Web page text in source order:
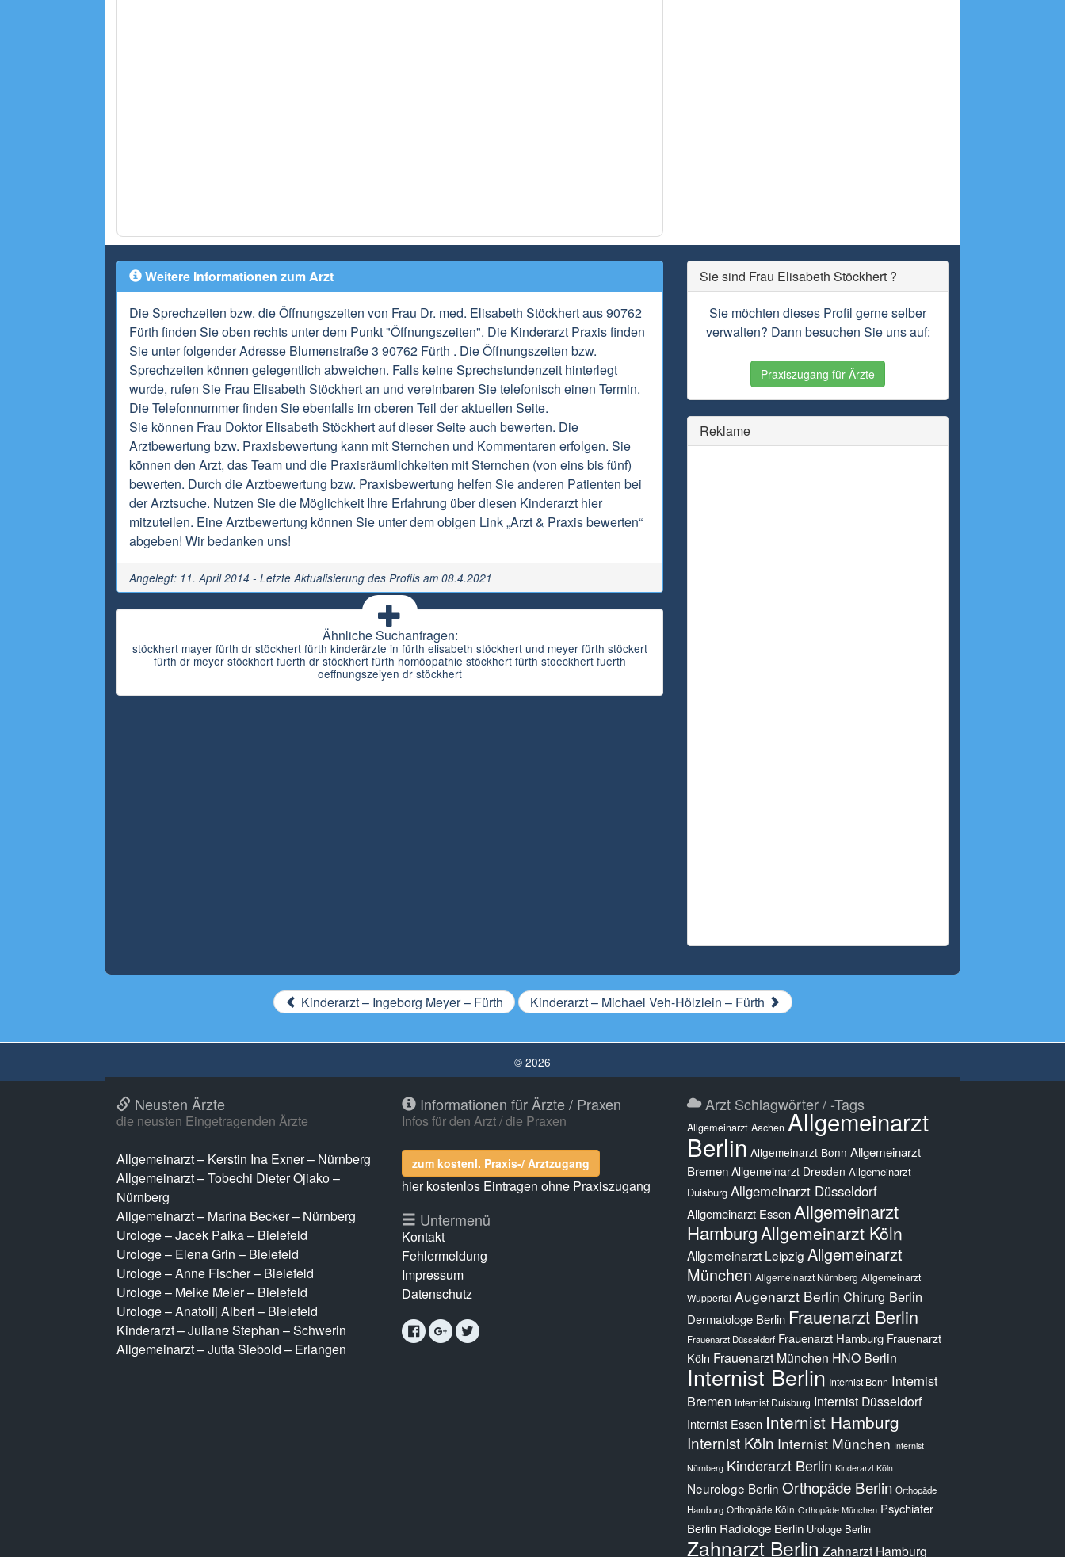
Weitere Informationen zum Arzt
Die Sprechzeiten bzw. die Öffnungszeiten von Frau Dr. med. Elisabeth Stöckhert aus 90762
Fürth finden Sie oben rechts unter dem Punkt "Öffnungszeiten". Die Kinderarzt Praxis finden
Sie unter folgender Adresse Blumenstraße 3 90762 Fürth . Die Öffnungszeiten bzw.
Sprechzeiten können gelegentlich abweichen. Falls keine Sprechstundenzeit hinterlegt
wurde, rufen Sie Frau Elisabeth Stöckhert an und vereinbaren Sie telefonisch einen Termin.
Die Telefonnummer finden Sie ebenfalls im oberen Teil der aktuellen Seite.
Sie können Frau Doktor Elisabeth Stöckhert auf dieser Seite auch bewerten. Die
Arztbewertung bzw. Praxisbewertung kann mit Sternchen und Kommentaren erfolgen. Sie
können den Arzt, das Team und die Praxisräumlichkeiten mit Sternchen (von eins bis fünf)
bewerten. Durch die Arztbewertung bzw. Praxisbewertung helfen Sie anderen Patienten bei
der Arztsuche. Nutzen Sie die Möglichkeit Ihre Erfahrung über diesen Kinderarzt hier
mitzuteilen. Eine Arztbewertung können Sie unter dem obigen Link „Arzt & Praxis bewerten“
abgeben! Wir bedanken uns!
Angelegt: 11. April 2014 - Letzte Aktualisierung des Profils am 08.4.2021
Ähnliche Suchanfragen:
stöckhert mayer fürth dr stöckhert fürth kinderärzte in fürth elisabeth stöckhert und meyer fürth stöckert
fürth dr meyer stöckhert fuerth dr stöckhert fürth homöopathie stöckhert fürth stoeckhert fuerth
oeffnungszeiyen dr stöckhert
Sie sind Frau Elisabeth Stöckhert ?
Sie möchten dieses Profil gerne selber
verwalten? Dann besuchen Sie uns auf:
Praxiszugang für Ärzte
Reklame
Kinderarzt – Ingeborg Meyer – Fürth Kinderarzt – Michael Veh-Hölzlein – Fürth
© 2026
Neusten Ärzte
die neusten Eingetragenden Ärzte
Allgemeinarzt – Kerstin Ina Exner – Nürnberg
Allgemeinarzt – Tobechi Dieter Ojiako –
Nürnberg
Allgemeinarzt – Marina Becker – Nürnberg
Urologe – Jacek Palka – Bielefeld
Urologe – Elena Grin – Bielefeld
Urologe – Anne Fischer – Bielefeld
Urologe – Meike Meier – Bielefeld
Urologe – Anatolij Albert – Bielefeld
Kinderarzt – Juliane Stephan – Schwerin
Allgemeinarzt – Jutta Siebold – Erlangen
Informationen für Ärzte / Praxen
Infos für den Arzt / die Praxen
zum kostenl. Praxis-/ Arztzugang
hier kostenlos Eintragen ohne Praxiszugang
Untermenü
Kontakt
Fehlermeldung
Impressum
Datenschutz
Arzt Schlagwörter / -Tags
Allgemeinarzt Aachen Allgemeinarzt
Berlin Allgemeinarzt Bonn Allgemeinarzt
Bremen Allgemeinarzt Dresden Allgemeinarzt
Duisburg Allgemeinarzt Düsseldorf
Allgemeinarzt Essen Allgemeinarzt
HamburgAllgemeinarzt Köln
Allgemeinarzt Leipzig Allgemeinarzt
München Allgemeinarzt Nürnberg Allgemeinarzt
Wuppertal Augenarzt Berlin Chirurg Berlin
Dermatologe Berlin Frauenarzt Berlin
Frauenarzt Düsseldorf Frauenarzt Hamburg Frauenarzt
Köln Frauenarzt München HNO Berlin
Internist Berlin Internist Bonn Internist
Bremen Internist Duisburg Internist Düsseldorf
Internist Essen Internist Hamburg
Internist Köln Internist München Internist
Nürnberg Kinderarzt Berlin Kinderarzt Köln
Neurologe Berlin Orthopäde Berlin Orthopäde
Hamburg Orthopäde Köln Orthopäde München Psychiater
Berlin Radiologe Berlin Urologe Berlin
Zahnarzt Berlin Zahnarzt Hamburg